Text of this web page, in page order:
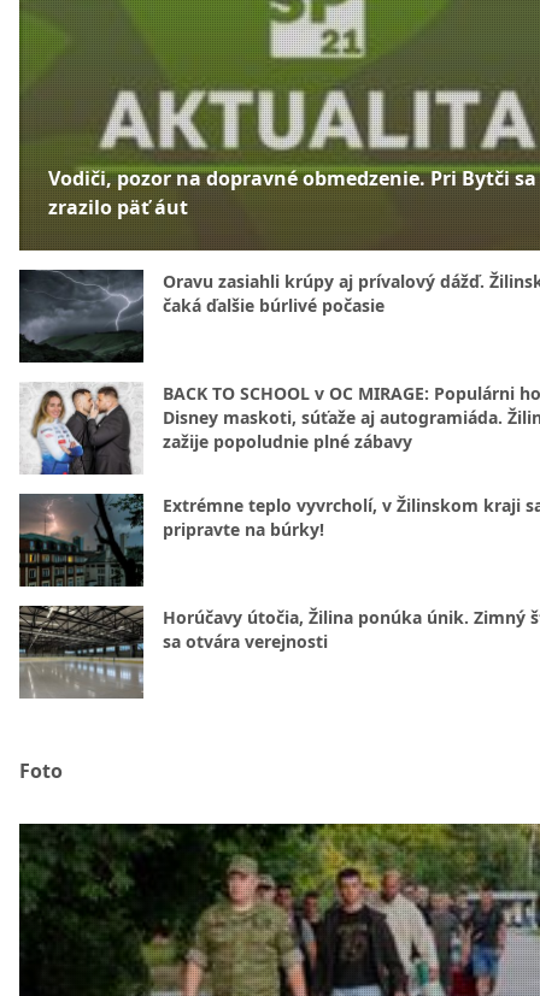
Vodiči, pozor na dopravné obmedzenie. Pri Bytči sa
zrazilo päť áut
Oravu zasiahli krúpy aj prívalový dážď.
čaká ďalšie búrlivé počasie
BACK TO SCHOOL v OC MIRAGE: Populárni
Disney maskoti, súťaže aj autogramiáda.
zažije popoludnie plné zábavy
Extrémne teplo vyvrcholí, v Žilinskom kraji
pripravte na búrky!
Horúčavy útočia, Žilina ponúka únik. Zimný
sa otvára verejnosti
Foto